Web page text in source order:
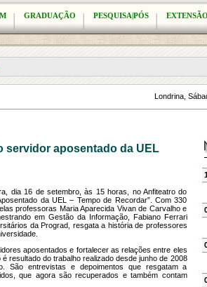
GRADUAÇÃO PESQUISA|PÓS EXTENSÃO
Londrina,
servidor aposentado da UEL
dia 16 de setembro, às 15 horas, no Anfiteatro do
da UEL – Tempo de Recordar”. Com 330
professoras Maria Aparecida Vivan de Carvalho e
em Gestão da Informação, Fabiano Ferrari
da Prograd, resgata a história de professores
aposentados e fortalecer as relações entre eles
resultado do trabalho realizado desde junho de 2008
São entrevistas e depoimentos que resgatam a
que agora são recuperados e também contam